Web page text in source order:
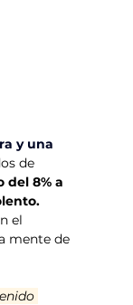
y una
de
del 8% a
el
mente de